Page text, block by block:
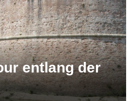
entlang der